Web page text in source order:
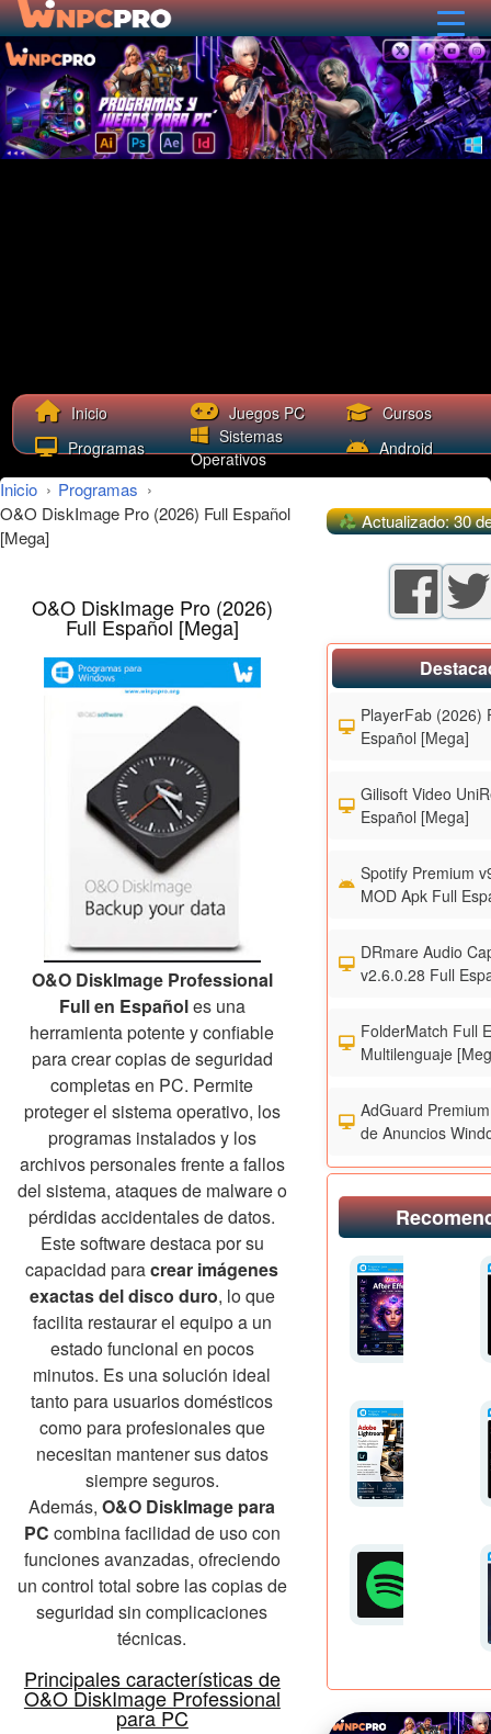
Inicio Juegos PC
Cursos
Programas
Sistemas
Operativos
Android
Inicio › Programas ›
O&O DiskImage Pro (2026) Full Español
[Mega]
O&O DiskImage Pro (2026)
Full Español [Mega]
O&O DiskImage Professional
Full en Españoles una
herramienta potente y confiable
para crear copias de seguridad
completas en PC. Permite
proteger el sistema operativo, los
programas instalados y los
archivos personales frente a fallos
del sistema, ataques de malware o
pérdidas accidentales de datos.
Este software destaca por su
capacidad paracrear imágenes
exactas del disco duro, lo que
facilita restaurar el equipo a un
estado funcional en pocos
minutos. Es una solución ideal
tanto para usuarios domésticos
como para profesionales que
necesitan mantener sus datos
siempre seguros.
Además,O&O DiskImage para
PC combina facilidad de uso con
funciones avanzadas, ofreciendo
un control total sobre las copias de
seguridad sin complicaciones
técnicas.
Principales características de
O&O DiskImage Professional
para PC
Actualizado: 30
PlayerFab (2026)
Español [Mega]
Gilisoft Video
Español [Mega]
Spotify Premium
MOD Apk Full
DRmare Audio
v2.6.0.28 Full
FolderMatch Full
Multilenguaje
AdGuard
de Anuncios